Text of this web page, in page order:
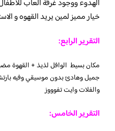
الهدوء ووجود غرفة العاب
خيار مميز لمين يريد القهوه و
التقرير الرابع:
مكان بسيط الوافل لذيذ + القهوة
جميل وهادئ بدون موسيقي وفيه
والفلات وايت تفوووز
التقرير الخامس: